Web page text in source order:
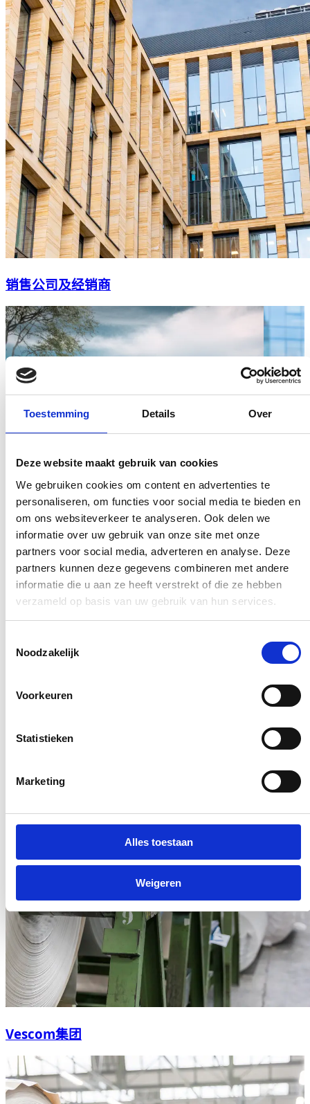
Toestemming Details Over
Deze website maakt gebruik van cookies
We gebruiken cookies om content en advertenties te
personaliseren, om functies voor social media te bieden en
om ons websiteverkeer te analyseren. Ook delen we
informatie over uw gebruik van onze site met onze
partners voor social media, adverteren en analyse. Deze
partners kunnen deze gegevens combineren met andere
informatie die u aan ze heeft verstrekt of die ze hebben
verzameld op basis van uw gebruik van hun services.
Noodzakelijk
Voorkeuren
Statistieken
Marketing
Alles toestaan
Weigeren
销售公司及经销商
全球展
Vescom集团